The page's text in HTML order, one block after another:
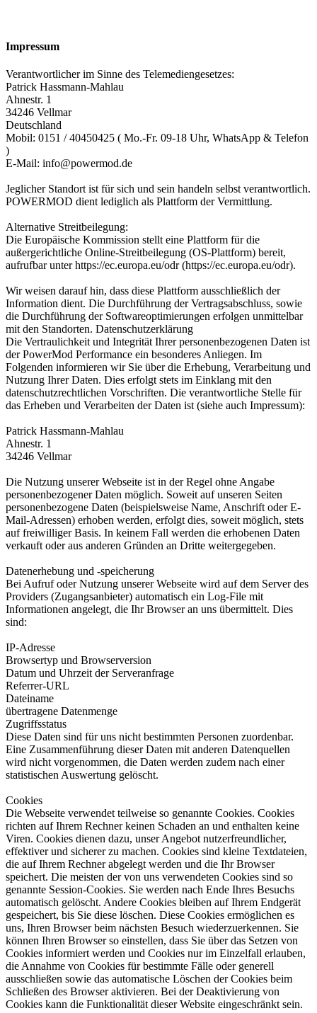
Impressum
Verantwortlicher im Sinne des Telemediengesetzes:
Patrick Hassmann-Mahlau
Ahnestr. 1
34246 Vellmar
Deutschland
Mobil: 0151 / 40450425 ( Mo.-Fr. 09-18 Uhr, WhatsApp & Telefon
)
E-Mail: info@powermod.de
Jeglicher Standort ist für sich und sein handeln selbst verantwortlich.
POWERMOD dient lediglich als Plattform der Vermittlung.
Alternative Streitbeilegung:
Die Europäische Kommission stellt eine Plattform für die
außergerichtliche Online-Streitbeilegung (OS-Plattform) bereit,
aufrufbar unter https://ec.europa.eu/odr (https://ec.europa.eu/odr).
Wir weisen darauf hin, dass diese Plattform ausschließlich der
Information dient. Die Durchführung der Vertragsabschluss, sowie
die Durchführung der Softwareoptimierungen erfolgen unmittelbar
mit den Standorten. Datenschutzerklärung
Die Vertraulichkeit und Integrität Ihrer personenbezogenen Daten ist
der PowerMod Performance ein besonderes Anliegen. Im
Folgenden informieren wir Sie über die Erhebung, Verarbeitung und
Nutzung Ihrer Daten. Dies erfolgt stets im Einklang mit den
datenschutzrechtlichen Vorschriften. Die verantwortliche Stelle für
das Erheben und Verarbeiten der Daten ist (siehe auch Impressum):
Patrick Hassmann-Mahlau
Ahnestr. 1
34246 Vellmar
Die Nutzung unserer Webseite ist in der Regel ohne Angabe
personenbezogener Daten möglich. Soweit auf unseren Seiten
personenbezogene Daten (beispielsweise Name, Anschrift oder E-
Mail-Adressen) erhoben werden, erfolgt dies, soweit möglich, stets
auf freiwilliger Basis. In keinem Fall werden die erhobenen Daten
verkauft oder aus anderen Gründen an Dritte weitergegeben.
Datenerhebung und -speicherung
Bei Aufruf oder Nutzung unserer Webseite wird auf dem Server des
Providers (Zugangsanbieter) automatisch ein Log-File mit
Informationen angelegt, die Ihr Browser an uns übermittelt. Dies
sind:
IP-Adresse
Browsertyp und Browserversion
Datum und Uhrzeit der Serveranfrage
Referrer-URL
Dateiname
übertragene Datenmenge
Zugriffsstatus
Diese Daten sind für uns nicht bestimmten Personen zuordenbar.
Eine Zusammenführung dieser Daten mit anderen Datenquellen
wird nicht vorgenommen, die Daten werden zudem nach einer
statistischen Auswertung gelöscht.
Cookies
Die Webseite verwendet teilweise so genannte Cookies. Cookies
richten auf Ihrem Rechner keinen Schaden an und enthalten keine
Viren. Cookies dienen dazu, unser Angebot nutzerfreundlicher,
effektiver und sicherer zu machen. Cookies sind kleine Textdateien,
die auf Ihrem Rechner abgelegt werden und die Ihr Browser
speichert. Die meisten der von uns verwendeten Cookies sind so
genannte Session-Cookies. Sie werden nach Ende Ihres Besuchs
automatisch gelöscht. Andere Cookies bleiben auf Ihrem Endgerät
gespeichert, bis Sie diese löschen. Diese Cookies ermöglichen es
uns, Ihren Browser beim nächsten Besuch wiederzuerkennen. Sie
können Ihren Browser so einstellen, dass Sie über das Setzen von
Cookies informiert werden und Cookies nur im Einzelfall erlauben,
die Annahme von Cookies für bestimmte Fälle oder generell
ausschließen sowie das automatische Löschen der Cookies beim
Schließen des Browser aktivieren. Bei der Deaktivierung von
Cookies kann die Funktionalität dieser Website eingeschränkt sein.